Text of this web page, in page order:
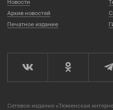
Новости
Архив новостей
Печатное издание
Сетевое издание «Тюменская